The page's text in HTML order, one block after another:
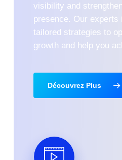
visibility and
presence. Our experts
tailored strategies to
growth and help you
Découvrez Plus